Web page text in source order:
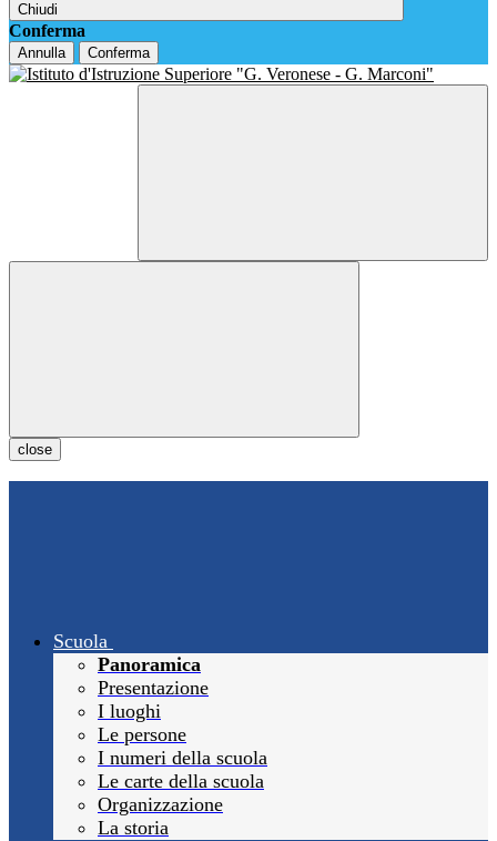
Chiudi
Conferma
Annulla Conferma
close
Scuola
Panoramica
Presentazione
I luoghi
Le persone
I numeri della scuola
Le carte della scuola
Organizzazione
La storia